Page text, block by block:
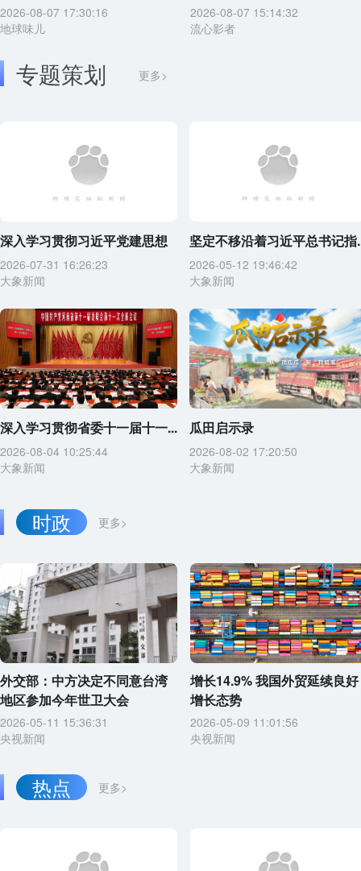
2026-08-07 17:30:16
地球味儿
2026-08-07 15:14:32
流心影者
专题策划 更多>
深入学习贯彻习近平党建思想
2026-07-31 16:26:23
大象新闻
坚定不移沿着习近平总书记指
2026-05-12 19:46:42
大象新闻
深入学习贯彻省委十一届十一...
2026-08-04 10:25:44
大象新闻
瓜田启示录
2026-08-02 17:20:50
大象新闻
更多>
时政
外交部：中方决定不同意台湾
地区参加今年世卫大会
2026-05-11 15:36:31
央视新闻
增长14.9% 我国外贸延续良好
增长态势
2026-05-09 11:01:56
央视新闻
更多>
热点